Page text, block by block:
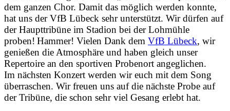
dem ganzen Chor. Damit das möglich werden konnte,
hat uns der VfB Lübeck sehr unterstützt. Wir dürfen auf
der Haupttribüne im Stadion bei der Lohmühle
proben! Hammer! Vielen Dank dem VfB Lübeck, wir
genießen die Atmosphäre und haben gleich unser
Repertoire an den sportiven Probenort angeglichen.
Im nächsten Konzert werden wir euch mit dem Song
überraschen. Wir freuen uns auf die nächste Probe auf
der Tribüne, die schon sehr viel Gesang erlebt hat.